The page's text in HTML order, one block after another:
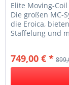
Elite Moving-
Die großen MC-
die Eroica,
Staffelung und
749,00 € *